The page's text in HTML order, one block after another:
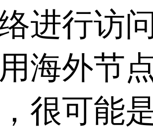
进行访
海外节
很可能